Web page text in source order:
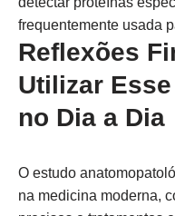
frequentemente usada
Reflexões
Utilizar
no Dia a Dia
O estudo
na medicina moderna,